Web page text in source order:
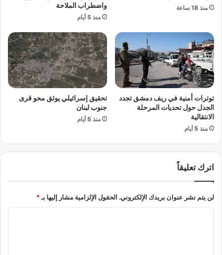
ر
ي
ن
إ
ي
ر
ا
ن
و
ر
و
ي
ر
ك
ر
و
ي
منذ 18 ساعة
واضطراب الملاحة
منذ 5 أيام
توترات أمنية في ريف دمشق تجدد
الجدل حول تحديات المرحلة
الانتقالية
منذ 5 أيام
تحقيق إسرائيلي يوثق محو قرى
جنوب لبنان
منذ 5 أيام
اترك تعليقاً
لن يتم نشر عنوان بريدك الإلكتروني. الحقول الإلزامية مشار إليها بـ*